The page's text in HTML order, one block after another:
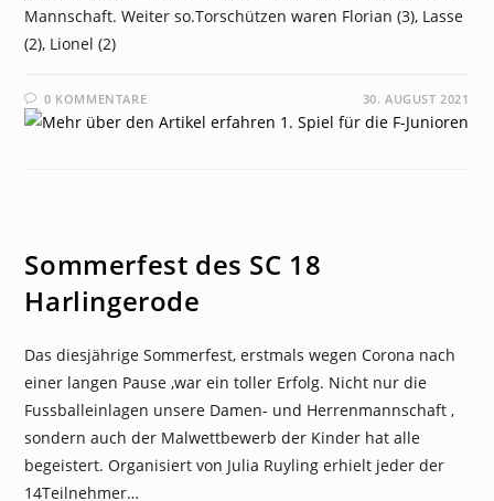
Mannschaft. Weiter so.Torschützen waren Florian (3), Lasse
(2), Lionel (2)
0 KOMMENTARE 30. AUGUST 2021
Sommerfest des SC 18
Harlingerode
Das diesjährige Sommerfest, erstmals wegen Corona nach
einer langen Pause ,war ein toller Erfolg. Nicht nur die
Fussballeinlagen unsere Damen- und Herrenmannschaft ,
sondern auch der Malwettbewerb der Kinder hat alle
begeistert. Organisiert von Julia Ruyling erhielt jeder der
14Teilnehmer…